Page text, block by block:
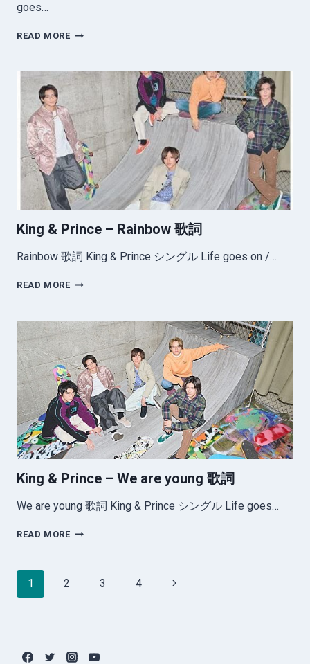
goes…
READ MOREKING
–
SING
MELODY
歌
詞
King & Prince – Rainbow 歌詞
Rainbow 歌詞 King & Prince シングル Life goes on /…
READ MOREKING
–
RAINBOW
歌
詞
King & Prince – We are young 歌詞
We are young 歌詞 King & Prince シングル Life goes…
READ MOREKING
Page
navigation
1 2 3 4
Next